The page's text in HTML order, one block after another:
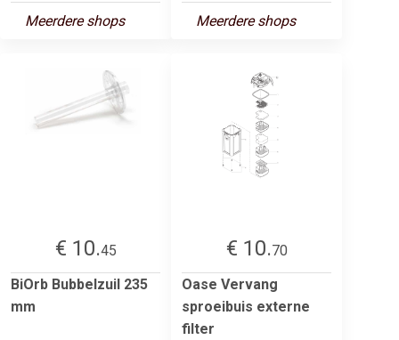
Meerdere shops Meerdere shops
€ 10.45
BiOrb Bubbelzuil 235
mm
€ 10.70
Oase Vervang
sproeibuis externe
filter